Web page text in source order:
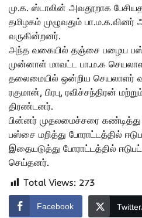
மு.க. ஸ்டாலின் அவதூறாக
தமிழகம் முழுவதும் பா.ம.க.வினர்
வருகின்றனர்.
அந்த வகையில் தஞ்சை பழைய பஸ்
முன்னாள் மாவட்ட பா.ம.க
தலைமையில் ஒன்றிய செயலாளர்
ரகுமான், பிரபு, ரவிச்சந்திரன்
திரண்டனர்.
பின்னர் முதலமைச்சரை கண்டித்து
பஸ்சை மறித்து போராட்டத்தில்
இதையடுத்து போராட்டத்தில்
செய்தனர்.
Total Views: 273
Facebook